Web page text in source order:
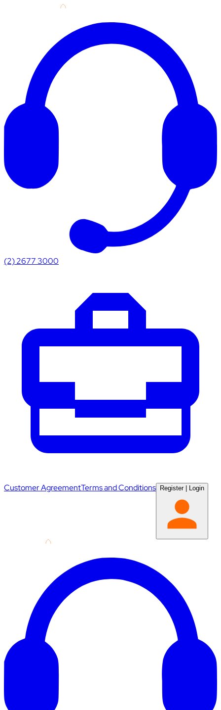
(2) 2677 3000
Customer AgreementTerms and Conditions Register| Login